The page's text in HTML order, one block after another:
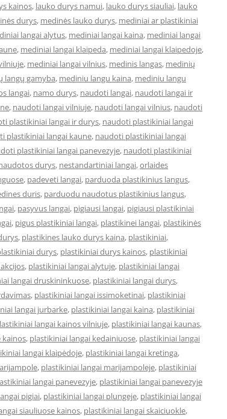
kainos, lauko durys namui, lauko durys siauliai, lauko
durys, medinės lauko durys, mediniai ar plastikiniai
langai alytus, mediniai langai kaina, mediniai langai
, mediniai langai klaipeda, mediniai langai klaipedoje,
, mediniai langai vilnius, medinis langas, medinių
langų gamyba, mediniu langu kaina, mediniu langu
langai, namo durys, naudoti langai, naudoti langai ir
, naudoti langai vilniuje, naudoti langai vilnius, naudoti
plastikiniai langai ir durys, naudoti plastikiniai langai
plastikiniai langai kaune, naudoti plastikiniai langai
plastikiniai langai panevezyje, naudoti plastikiniai
durys, nestandartiniai langai,orlaides
, padeveti langai, parduoda plastikinius langus,
duris, parduodu naudotus plastikinius langus,
, pasyvus langai, pigiausi langai, pigiausi plastikiniai
, pigus plastikiniai langai, plastikinei langai, plastikinės
, plastikines lauko durys kaina, plastikiniai,
durys, plastikiniai durys kainos, plastikiniai
, plastikiniai langai alytuje, plastikiniai langai
langai druskininkuose, plastikiniai langai durys,
, plastikiniai langai issimoketinai, plastikiniai
langai jurbarke, plastikiniai langai kaina, plastikiniai
langai kainos vilniuje, plastikiniai langai kaunas,
kainos, plastikiniai langai kedainiuose, plastikiniai langai
langai klaipėdoje, plastikiniai langai kretinga,
, plastikiniai langai marijampoleje, plastikiniai
langai panevezyje, plastikiniai langai panevezyje
pigiai, plastikiniai langai plungeje, plastikiniai langai
siauliuose kainos, plastikiniai langai skaiciuokle,